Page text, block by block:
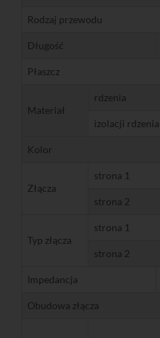
Rodzaj przewodu
Długość
Płaszcz
Materiał
rdzenia
izolacji rdzenia
Kolor
Złącza
strona 1
strona 2
Typ złącza
strona 1
strona 2
Impedancja
Obudowa złącza